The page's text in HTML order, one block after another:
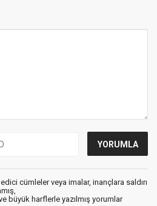
cümleler veya imalar, inançlara saldırı
büyük harflerle yazılmış yorumlar